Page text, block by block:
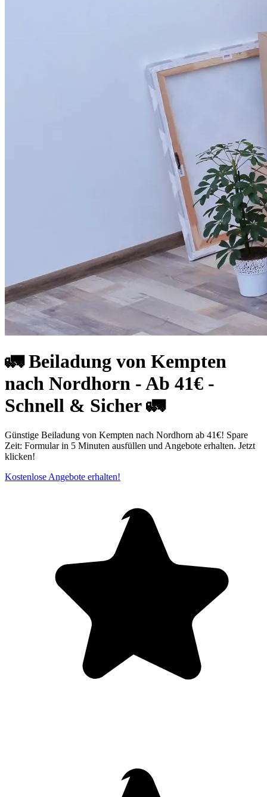
🚛 Beiladung von Kempten
nach Nordhorn - Ab 41€ -
Schnell & Sicher 🚛
Günstige Beiladung von Kempten nach Nordhorn ab 41€! Spare
Zeit: Formular in 5 Minuten ausfüllen und Angebote erhalten. Jetzt
klicken!
Kostenlose Angebote erhalten!